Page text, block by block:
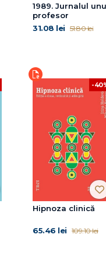
1989. Jurnalul
profesor
31.08 lei 51.80 lei
-
Hipnoza clinică
65.46 lei 109.10 lei